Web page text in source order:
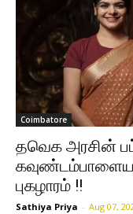
Coimbatore
தவெக அரசின்
புகழாரம் !!
Sathiya Priya - Aug 07,